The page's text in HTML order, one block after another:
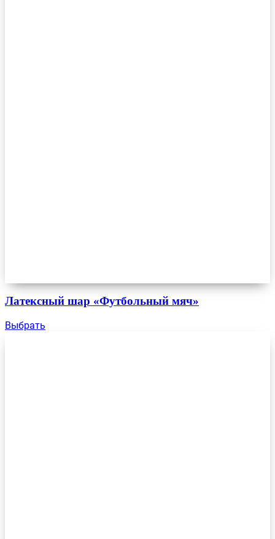
Латексный шар «Футбольный мяч»
Выбрать